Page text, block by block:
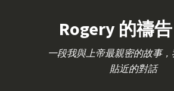
Rogery 的禱
一段我與上帝最親密的故事
貼近的對話